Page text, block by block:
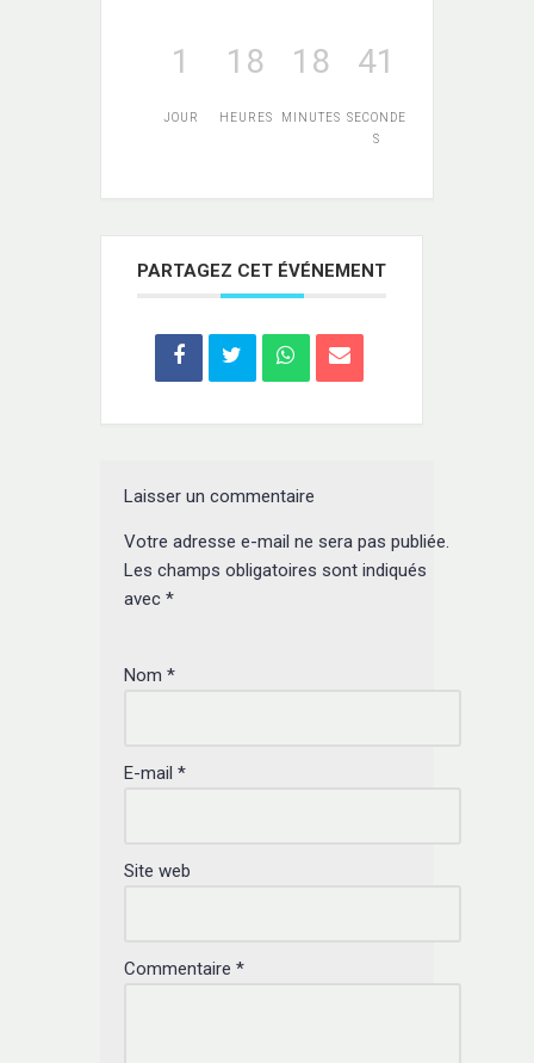
1
JOUR
18
HEURES
18
MINUTES
41
SECONDE
S
PARTAGEZ CET ÉVÉNEMENT
Laisser un commentaire
Votre adresse e-mail ne sera pas publiée.
Les champs obligatoires sont indiqués
avec *
Nom *
E-mail *
Site web
Commentaire *